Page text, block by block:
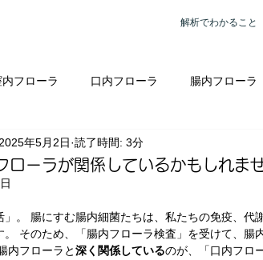
解析でわかること
内フローラ 口内フローラ 腸内フローラ
ーラ解析 講座案内
相談へ 検査を参考に個別レッスン 検
ローラが関係しているかもしれま
2025年5月2日 読了時間: 3分
。 腸にすむ腸内細菌たちは、私たちの免疫、代
。 そのため、「腸内フローラ検査」を受けて、腸
内フローラと深く関係しているのが、「口内フロ